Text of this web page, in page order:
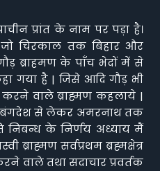
प्रांत के नाम पर पड़ा है।
चिरकाल तक बिहार और
ब्राहमण के पाँच भेदों में से
गया है | जिसे आदि गौड़ भी
वाले ब्राह्मण कहलाये |
बंगदेश से लेकर अमरनाथ तक
निबन्ध के निर्णय अध्याय मैं
ब्राह्मण सर्वप्रथम ब्रह्मक्षेत्र
वाले तथा सदाचार प्रवर्तक